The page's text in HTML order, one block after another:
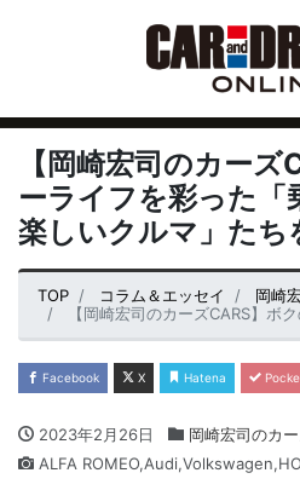
【岡崎宏司のカー
ーライフを彩った「
楽しいクルマ」たち
TOP コラム＆エッセイ
岡崎
【岡崎宏司のカーズCARS】ボクのカーライフを彩っ
Facebook X Hatena
2023年2月26日 岡崎宏司のカ
ALFA